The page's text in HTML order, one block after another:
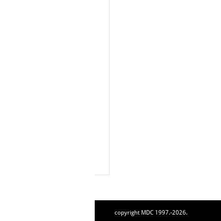
copyright MDC 1997.-2026.